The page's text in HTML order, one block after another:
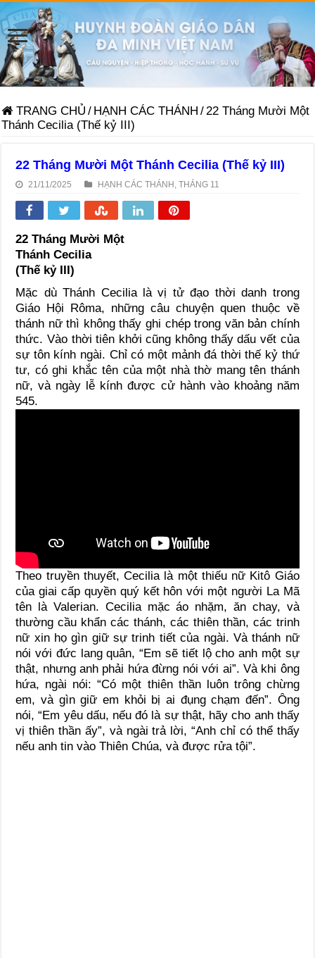
TRANG CHỦ / HẠNH CÁC THÁNH / 22 Tháng Mười Một
Thánh Cecilia (Thế kỷ III)
22 Tháng Mười Một Thánh Cecilia (Thế kỷ III)
21/11/2025 HẠNH CÁC THÁNH ,THÁNG 11
22 Tháng Mười Một
Thánh Cecilia
(Thế kỷ III)
Mặc dù Thánh Cecilia là vị tử đạo thời danh trong
Giáo Hội Rôma, những câu chuyện quen thuộc về
thánh nữ thì không thấy ghi chép trong văn bản chính
thức. Vào thời tiên khởi cũng không thấy dấu vết của
sự tôn kính ngài. Chỉ có một mảnh đá thời thế kỷ thứ
tư, có ghi khắc tên của một nhà thờ mang tên thánh
nữ, và ngày lễ kính được cử hành vào khoảng năm
545.
Theo truyền thuyết, Cecilia là một thiếu nữ Kitô Giáo
của giai cấp quyền quý kết hôn với một người La Mã
tên là Valerian. Cecilia mặc áo nhặm, ăn chay, và
thường cầu khẩn các thánh, các thiên thần, các trinh
nữ xin họ gìn giữ sự trinh tiết của ngài. Và thánh nữ
nói với đức lang quân, “Em sẽ tiết lộ cho anh một sự
thật, nhưng anh phải hứa đừng nói với ai”. Và khi ông
hứa, ngài nói: “Có một thiên thần luôn trông chừng
em, và gìn giữ em khỏi bị ai đụng chạm đến”. Ông
nói, “Em yêu dấu, nếu đó là sự thật, hãy cho anh thấy
vị thiên thần ấy”, và ngài trả lời, “Anh chỉ có thể thấy
nếu anh tin vào Thiên Chúa, và được rửa tội”.